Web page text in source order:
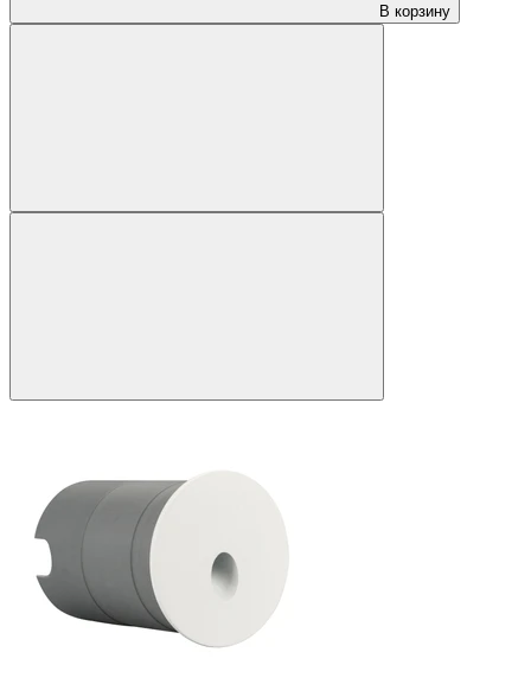
В корзину